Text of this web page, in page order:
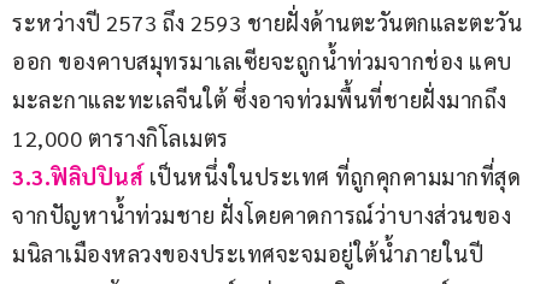
ระหว่างปี 2573 ถึง 2593 ชายฝั่งด้านตะวันตกและตะวัน
ออก ของคาบสมุทรมาเลเซียจะถูกน้ำท่วมจากช่อง แคบ
มะละกาและทะเลจีนใต้ ซึ่งอาจท่วมพื้นที่ชายฝั่งมากถึง
12,000 ตารางกิโลเมตร
3.3.ฟิลิปปินส์ เป็นหนึ่งในประเทศ ที่ถูกคุกคามมากที่สุด
จากปัญหาน้ำท่วมชาย ฝั่งโดยคาดการณ์ว่าบางส่วนของ
มนิลาเมืองหลวงของประเทศจะจมอยู่ใต้น้ำภายในปี